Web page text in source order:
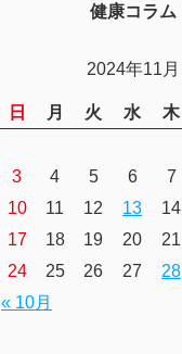
健康コラム
2024年11月
日 月 火 水 木
« 10月
3
4 5 6 7
10
11 12 13 14
17
18 19 20 21
24
25 26 27 28